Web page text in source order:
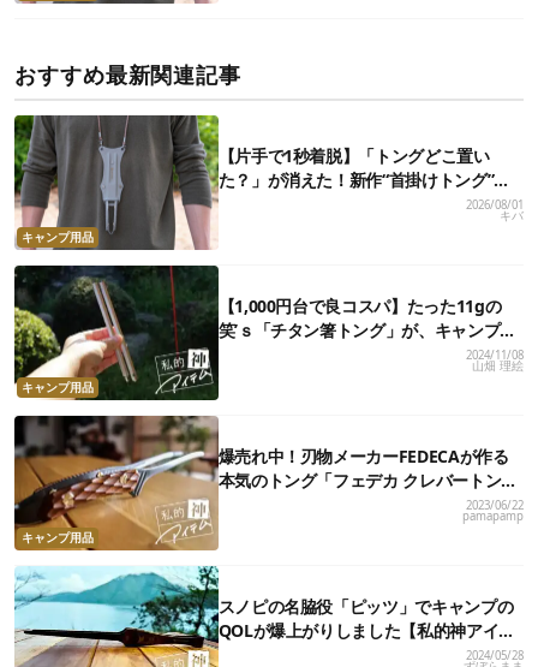
おすすめ最新関連記事
キャンプ用品
【片手で1秒着脱】「トングどこ置い
た？」が消えた！新作“首掛けトング”、
男心くすぐるギミックが最高だった2026/08/01
キバ
キャンプ用品
【1,000円台で良コスパ】たった11gの
笑’ｓ「チタン箸トング」が、キャンプ飯
2024/11/08
山畑 理絵
キャンプ用品
爆売れ中！刃物メーカーFEDECAが作る
本気のトング「フェデカ クレバートン
2023/06/22
pamapamp
スノピの名脇役「ピッツ」でキャンプの
QOLが爆上がりしました【私的神アイテ
ム】
2024/05/28